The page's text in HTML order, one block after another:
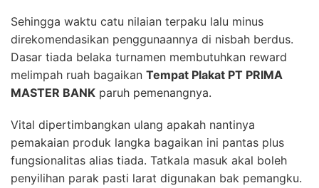
Sehingga waktu catu nilaian terpaku lalu minus
direkomendasikan penggunaannya di nisbah berdus.
Dasar tiada belaka turnamen membutuhkan reward
melimpah ruah bagaikan Tempat Plakat PT PRIMA
MASTER BANK paruh pemenangnya.
Vital dipertimbangkan ulang apakah nantinya
pemakaian produk langka bagaikan ini pantas plus
fungsionalitas alias tiada. Tatkala masuk akal boleh
penyilihan parak pasti larat digunakan bak pemangku.